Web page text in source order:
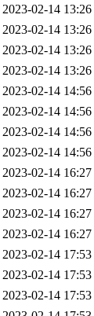
2023-02-14 13:26
2023-02-14 13:26
2023-02-14 13:26
2023-02-14 13:26
2023-02-14 14:56
2023-02-14 14:56
2023-02-14 14:56
2023-02-14 14:56
2023-02-14 16:27
2023-02-14 16:27
2023-02-14 16:27
2023-02-14 16:27
2023-02-14 17:53
2023-02-14 17:53
2023-02-14 17:53